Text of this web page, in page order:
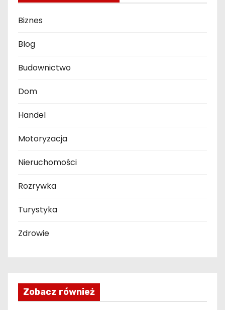
Biznes
Blog
Budownictwo
Dom
Handel
Motoryzacja
Nieruchomości
Rozrywka
Turystyka
Zdrowie
Zobacz również